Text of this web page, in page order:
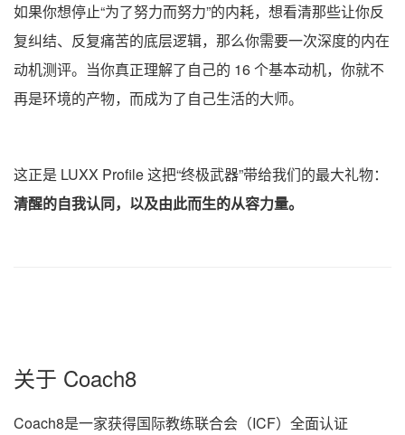
如果你想停止“为了努力而努力”的内耗，想看清那些让你反
复纠结、反复痛苦的底层逻辑，那么你需要一次深度的内在
动机测评。当你真正理解了自己的 16 个基本动机，你就不
再是环境的产物，而成为了自己生活的大师。
这正是 LUXX Profile 这把“终极武器”带给我们的最大礼物：
清醒的自我认同，以及由此而生的从容力量。
关于 Coach8
Coach8是一家获得国际教练联合会（ICF）全面认证